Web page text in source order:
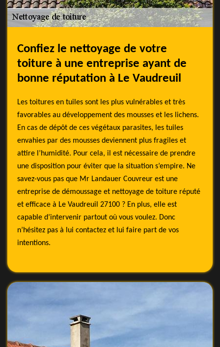
Confiez le nettoyage de votre
toiture à une entreprise ayant de
bonne réputation à Le Vaudreuil
Les toitures en tuiles sont les plus vulnérables et très
favorables au développement des mousses et les lichens.
En cas de dépôt de ces végétaux parasites, les tuiles
envahies par des mousses deviennent plus fragiles et
attire l’humidité. Pour cela, il est nécessaire de prendre
une disposition pour éviter que la situation s’empire. Ne
savez-vous pas que Mr Landauer Couvreur est une
entreprise de démoussage et nettoyage de toiture réputé
et efficace à Le Vaudreuil 27100 ? En plus, elle est
capable d’intervenir partout où vous voulez. Donc
n’hésitez pas à lui contactez et lui faire part de vos
intentions.